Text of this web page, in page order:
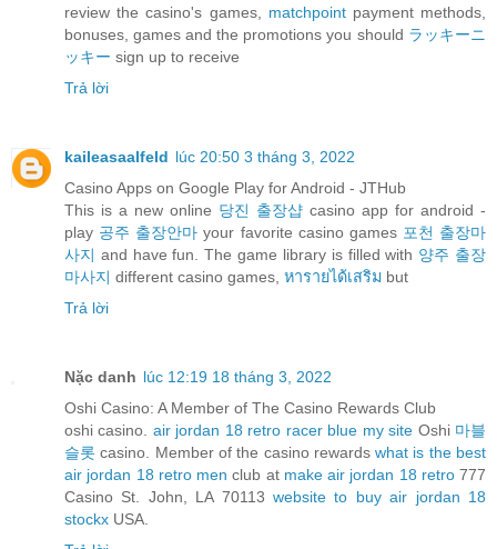
review the casino's games, matchpointpayment methods,
bonuses, games and the promotions you should ラッキーニ
ッキー sign up to receive
Trả lời
kaileasaalfeld lúc 20:50 3 tháng 3, 2022
Casino Apps on Google Play for Android - JTHub
This is a new online 당진 출장샵 casino app for android -
play 공주 출장안마 your favorite casino games 포천 출장마
사지 and have fun. The game library is filled with 양주 출장
마사지 different casino games, หารายได้เสริม but
Trả lời
Nặc danh lúc 12:19 18 tháng 3, 2022
Oshi Casino: A Member of The Casino Rewards Club
oshi casino. air jordan 18 retro racer blue my site Oshi 마블
슬롯 casino. Member of the casino rewardswhat is the best
air jordan 18 retro men club at make air jordan 18 retro777
Casino St. John, LA 70113 website to buy air jordan 18
stockx USA.